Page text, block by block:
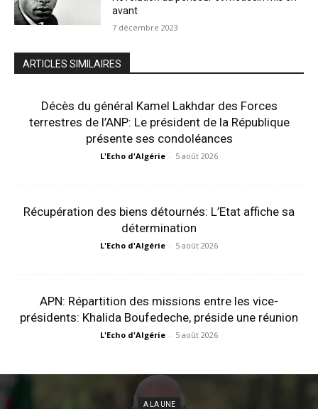
avant
7 décembre 2023
ARTICLES SIMILAIRES
Décès du général Kamel Lakhdar des Forces
terrestres de l’ANP: Le président de la République
présente ses condoléances
L'Echo d'Algérie - 5 août 2026
Récupération des biens détournés: L’Etat affiche sa
détermination
L'Echo d'Algérie - 5 août 2026
APN: Répartition des missions entre les vice-
présidents: Khalida Boufedeche, préside une réunion
L'Echo d'Algérie - 5 août 2026
A LA UNE